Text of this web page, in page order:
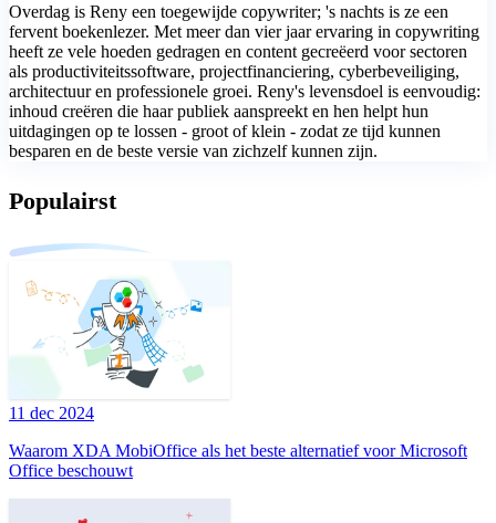
Overdag is Reny een toegewijde copywriter; 's nachts is ze een
fervent boekenlezer. Met meer dan vier jaar ervaring in copywriting
heeft ze vele hoeden gedragen en content gecreëerd voor sectoren
als productiviteitssoftware, projectfinanciering, cyberbeveiliging,
architectuur en professionele groei. Reny's levensdoel is eenvoudig:
inhoud creëren die haar publiek aanspreekt en hen helpt hun
uitdagingen op te lossen - groot of klein - zodat ze tijd kunnen
besparen en de beste versie van zichzelf kunnen zijn.
Populairst
11 dec 2024
Waarom XDA MobiOffice als het beste alternatief voor Microsoft
Office beschouwt